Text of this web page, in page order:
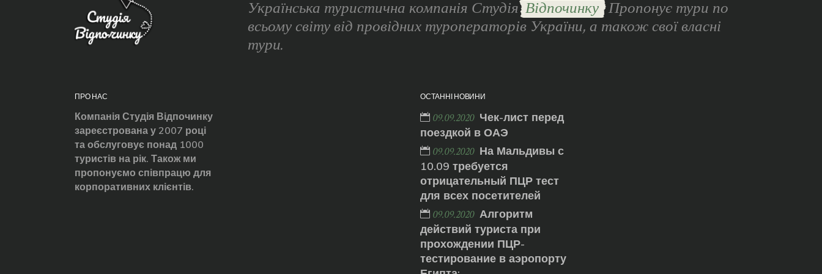
Українська туристична компанія СтудіяВідпочинку Пропонує тури по
всьому світу від провідних туроператорів України, а також свої власні
тури.
ПРО НАС
Компанія Студія Відпочинку
зареєстрована у 2007 році
та обслуговує понад 1000
туристів на рік. Також ми
пропонуємо співпрацю для
корпоративних клієнтів.
ОСТАННІ НОВИНИ
09.09.2020 Чек-лист перед
поездкой в ОАЭ
09.09.2020 На Мальдивы с
10.09 требуется
отрицательный ПЦР тест
для всех посетителей
09.09.2020 Алгоритм
действий туриста при
прохождении ПЦР-
тестирование в аэропорту